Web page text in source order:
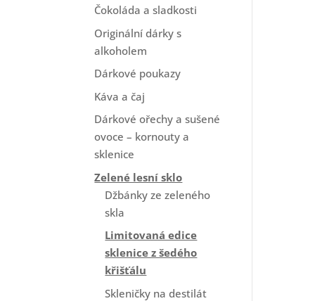
Čokoláda a sladkosti
Originální dárky s
alkoholem
Dárkové poukazy
Káva a čaj
Dárkové ořechy a sušené
ovoce – kornouty a
sklenice
Zelené lesní sklo
Džbánky ze zeleného
skla
Limitovaná edice
sklenice z šedého
křišťálu
Skleničky na destilát